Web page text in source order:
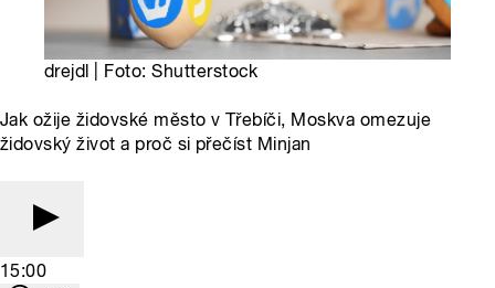
drejdl | Foto: Shutterstock
Jak ožije židovské město v Třebíči, Moskva omezuje
židovský život a proč si přečíst Minjan
15:00